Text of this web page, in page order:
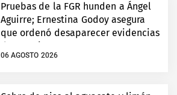
Pruebas de la FGR hunden a Ángel
Aguirre; Ernestina Godoy asegura
que ordenó desaparecer evidencias
06 AGOSTO 2026